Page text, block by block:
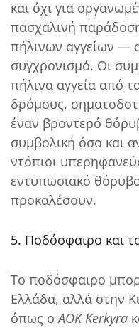
και όχι για
πασχαλινή
πήλινων αγγείων —
συγχρονισμό. Οι
πήλινα αγγεία από
δρόμους,
έναν βροντερό
συμβολική όσο και
ντόπιοι
εντυπωσιακό
προκαλέσουν.
5. Ποδόσφαιρο και
Το ποδόσφαιρο
Ελλάδα, αλλά στην
όπως οAOK Kerkyra